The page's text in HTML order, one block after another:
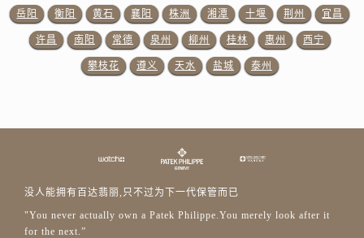
山东省威海市环翠区新威海路89号振华商厦一楼名表维修百达翡丽售后服务中心（需提前预约）
山东省潍坊市奎文区东风东街百达翡丽售后服务中心（需提前预约）
上海市徐汇区虹桥路3号港汇中心2座37层3705室百达翡丽售后服务中心（需提前预约）
浙江省金华市金东区东市南街777号金华万达广场4号楼22楼2209室百达翡丽售后服务中心（需提前预约）
岳阳 衡阳 黄石 襄阳 株洲 湘潭 十堰 荆州 宜昌
许昌 南阳 常德 泉州 柳州 桂林 惠州 西宁
攀枝花 遵义 天水 盐城 泰州
没人能拥有百达翡丽,只不过为下一代保管而已
"You never actually own a Patek Philippe.You merely look after it
for the next.”